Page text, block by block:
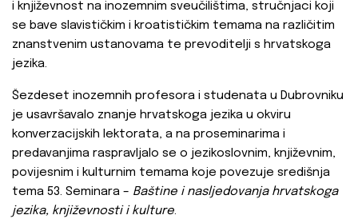
i književnost na inozemnim sveučilištima, stručnjaci koji
se bave slavističkim i kroatističkim temama na različitim
znanstvenim ustanovama te prevoditelji s hrvatskoga
jezika.
Šezdeset inozemnih profesora i studenata u Dubrovniku
je usavršavalo znanje hrvatskoga jezika u okviru
konverzacijskih lektorata, a na proseminarima i
predavanjima raspravljalo se o jezikoslovnim, književnim,
povijesnim i kulturnim temama koje povezuje središnja
tema 53. Seminara – Baštine i nasljedovanja hrvatskoga
jezika, književnosti i kulture.